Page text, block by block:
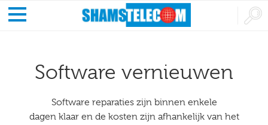
Software vernieuwen
Software reparaties zijn binnen enkele
dagen klaar en de kosten zijn afhankelijk van het